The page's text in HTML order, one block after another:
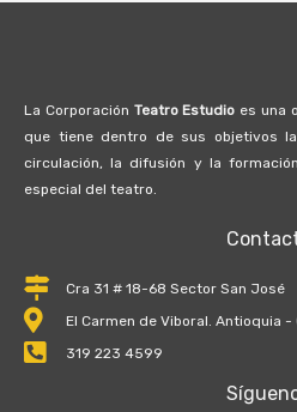
La Corporación Teatro Estudio es una
que tiene dentro de sus objetivos
circulación, la difusión y la
especial del teatro.
Cra 31 # 18-68 Sector San José
El Carmen de Viboral. Antioquia -
319 223 4599